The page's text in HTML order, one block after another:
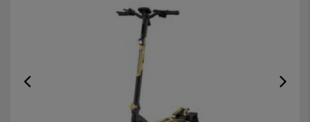
Previous